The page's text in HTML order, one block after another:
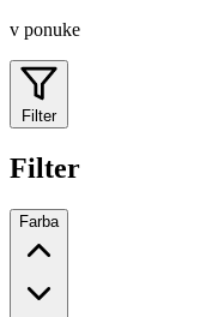
v ponuke
Filter
Filter
Farba